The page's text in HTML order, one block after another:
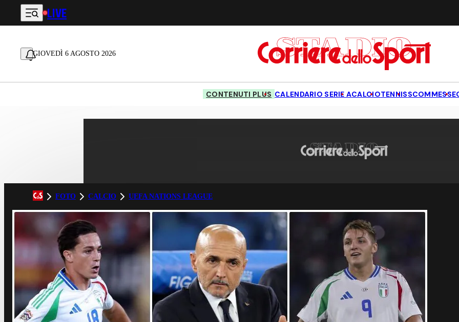
Vai al contenuto principale
LIVE
GIOVEDÌ 6 AGOSTO 2026
CONTENUTI PLUS CALENDARIO SERIE ACALCIOTENNISSCOMMESSE
FOTO CALCIO UEFA NATIONS LEAGUE